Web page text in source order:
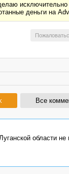
деньги на
Все
области